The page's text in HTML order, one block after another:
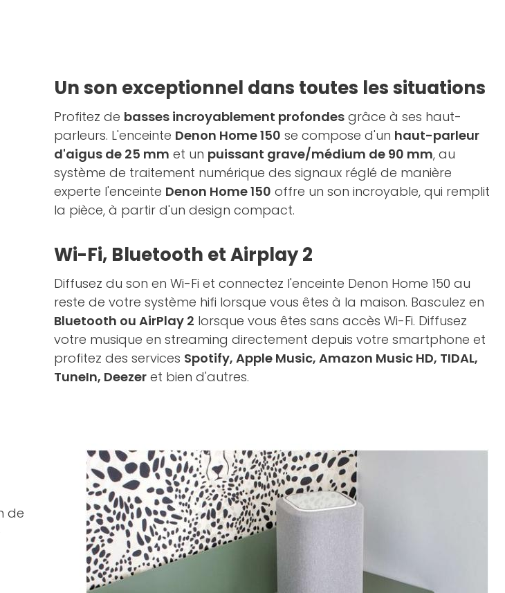
Un son exceptionnel dans toutes les situations
Profitez de basses incroyablement profondes grâce à ses haut-
parleurs. L'enceinte Denon Home 150 se compose d'un haut-parleur
d'aigus de 25 mm et un puissant grave/médium de 90 mm, au
système de traitement numérique des signaux réglé de manière
experte l'enceinte Denon Home 150 offre un son incroyable, qui remplit
la pièce, à partir d'un design compact.
Wi-Fi, Bluetooth et Airplay 2
Diffusez du son en Wi-Fi et connectez l'enceinte Denon Home 150 au
reste de votre système hifi lorsque vous êtes à la maison. Basculez en
Bluetooth ou AirPlay 2 lorsque vous êtes sans accès Wi-Fi. Diffusez
votre musique en streaming directement depuis votre smartphone et
profitez des services Spotify, Apple Music, Amazon Music HD, TIDAL,
TuneIn, Deezer et bien d'autres.
de